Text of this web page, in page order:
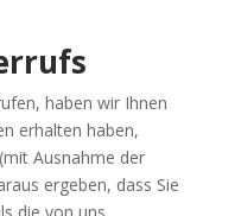
haben wir Ihnen
erhalten haben,
Ausnahme der
ergeben, dass Sie